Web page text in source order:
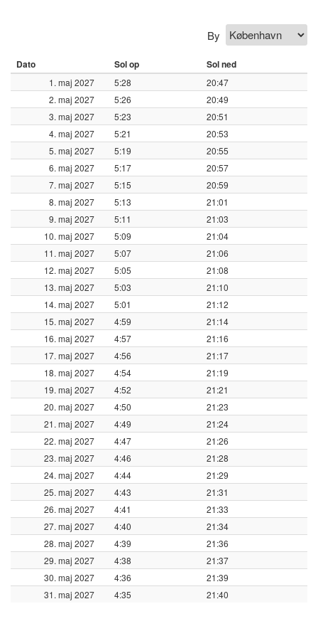
By
Dato Sol op Sol ned
1. maj 2027 5:28
20:47
2. maj 2027
5:26
20:49
3. maj 2027
5:23
20:51
4. maj 2027
5:21
20:53
5. maj 2027
5:19
20:55
6. maj 2027
5:17
20:57
7. maj 2027
5:15
20:59
8. maj 2027
5:13
21:01
9. maj 2027
5:11
21:03
10. maj 2027
5:09
21:04
11. maj 2027
5:07
21:06
12. maj 2027
5:05
21:08
13. maj 2027
5:03
21:10
14. maj 2027
5:01
21:12
15. maj 2027
4:59
21:14
16. maj 2027
4:57
21:16
17. maj 2027
4:56
21:17
18. maj 2027
4:54
21:19
19. maj 2027
4:52
21:21
20. maj 2027
4:50
21:23
21. maj 2027
4:49
21:24
22. maj 2027
4:47
21:26
23. maj 2027
4:46
21:28
24. maj 2027
4:44
21:29
25. maj 2027
4:43
21:31
26. maj 2027
4:41
21:33
27. maj 2027
4:40
21:34
28. maj 2027
4:39
21:36
29. maj 2027
4:38
21:37
30. maj 2027
4:36
21:39
31. maj 2027
4:35 21:40